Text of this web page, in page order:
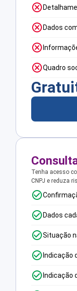
Dados
Quadro
Tenha acesso
CNPJ e reduza
Dados
Situação
Indicação
Indicação